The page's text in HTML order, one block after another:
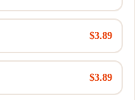
$3.89
$3.89